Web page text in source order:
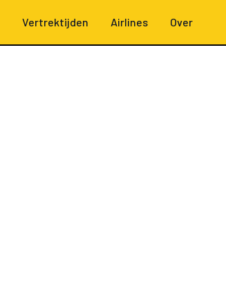
Vertrektijden Airlines Over